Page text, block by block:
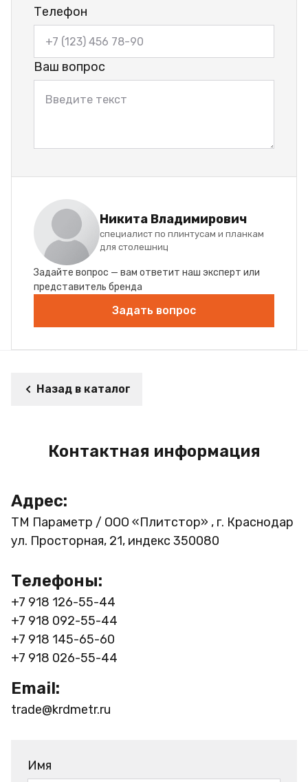
Телефон
Ваш вопрос
Никита Владимирович
специалист по плинтусам и планкам
для столешниц
Задайте вопрос — вам ответит наш эксперт или
представитель бренда
Задать вопрос
Назад в каталог
Контактная информация
Адрес:
ТМ Параметр / ООО «Плитстор» , г. Краснодар
ул. Просторная, 21, индекс 350080
Телефоны:
+7 918 126-55-44
+7 918 092-55-44
+7 918 145-65-60
+7 918 026-55-44
Email:
trade@krdmetr.ru
Имя